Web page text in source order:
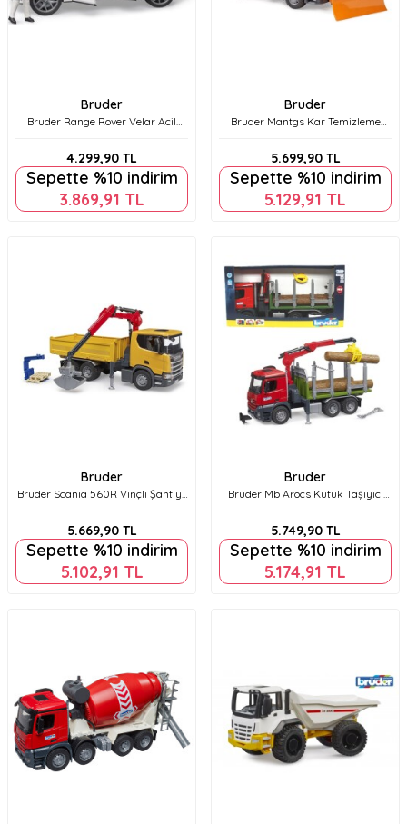
Bruder
Bruder Range Rover Velar Acil
4.299,90 TL
Sepette %10 indirim
3.869,91 TL
Bruder
Bruder Mantgs Kar Temizleme
5.699,90TL
Sepette %10 indirim
5.129,91 TL
Bruder
Bruder Scanıa 560R Vinçli Şantiye
5.669,90TL
Sepette %10 indirim
5.102,91 TL
Bruder
Bruder Mb Arocs Kütük Taşıyıcı
5.749,90TL
Sepette %10 indirim
5.174,91 TL